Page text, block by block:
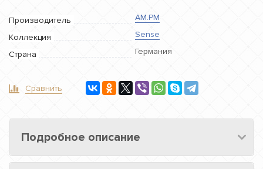
Производитель
AM.PM
Коллекция
Sense
Страна
Германия
Сравнить
Подробное описание